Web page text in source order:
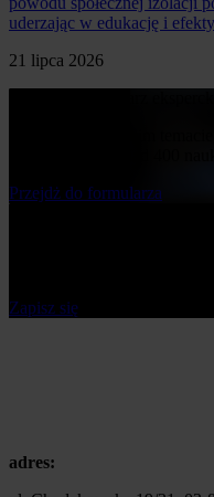
uderzając w edukację i
21 lipca 2026
Napisz nam o swoim
Przejdż do formularza
Zapisz się
adres: